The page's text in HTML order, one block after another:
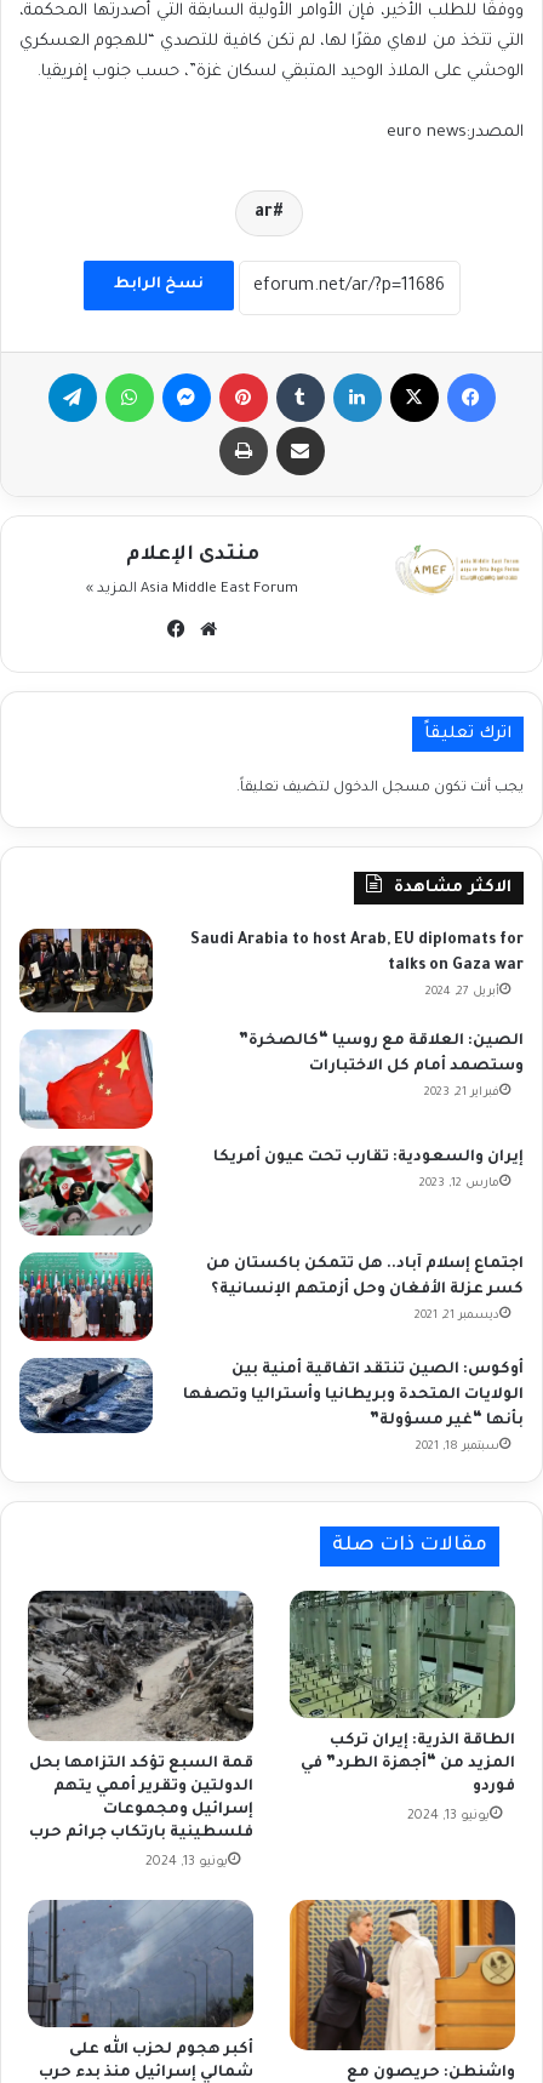
ووفقًا للطلب الأخير، فإن الأوامر الأولية السابقة التي أصدرتها المحكمة،
التي تتخذ من لاهاي مقرًا لها، لم تكن كافية للتصدي “للهجوم العسكري
الوحشي على الملاذ الوحيد المتبقي لسكان غزة”، حسب جنوب إفريقيا.
المصدر:euro news
ar
نسخ الرابط
فيسبوك لينكدإن بينتيريست ماسنجر واتساب تيلقرام
مشاركة عبر البريد طباعة
منتدى الإعلام
Asia Middle East Forum المزيد »
موقع
اترك تعليقاً
يجب أنت تكون مسجل الدخول لتضيف تعليقاً.
الاكثر مشاهدة
Saudi Arabia to host Arab, EU diplomats for
talks on Gaza war
أبريل 27, 2024
الصين: العلاقة مع روسيا “كالصخرة”
وستصمد أمام كل الاختبارات
فبراير 21, 2023
إيران والسعودية: تقارب تحت عيون أمريكا
مارس 12, 2023
اجتماع إسلام آباد.. هل تتمكن باكستان من
كسر عزلة الأفغان وحل أزمتهم الإنسانية؟
ديسمبر 21, 2021
أوكوس: الصين تنتقد اتفاقية أمنية بين
الولايات المتحدة وبريطانيا وأستراليا وتصفها
بأنها “غير مسؤولة”
سبتمبر 18, 2021
مقالات ذات صلة
الطاقة الذرية: إيران تركب
المزيد من “أجهزة الطرد” في
فوردو
يونيو 13, 2024
قمة السبع تؤكد التزامها بحل
الدولتين وتقرير أممي يتهم
إسرائيل ومجموعات
فلسطينية بارتكاب جرائم حرب
يونيو 13, 2024
واشنطن: حريصون مع
أكبر هجوم لحزب الله على
شمالي إسرائيل منذ بدء حرب